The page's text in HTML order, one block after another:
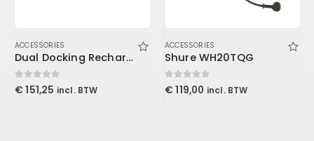
ACCESSORIES
Dual Docking Recharging Station for 2 SB903 Li-Ion Batteries and/or SLXD1/SLXD2
0out of 5
€ 151,25 incl. BTW
ACCESSORIES
Shure WH20TQG
0out of 5
€ 119,00 incl. BTW